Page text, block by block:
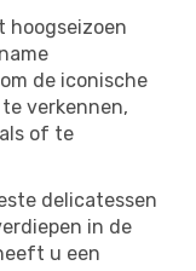
hoogseizoen
de iconische
verkennen,
of te
delicatessen
in de
u een